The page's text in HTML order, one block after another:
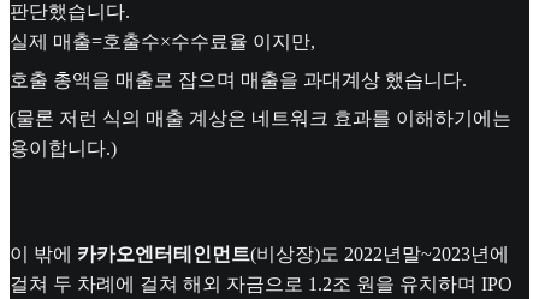
판단했습니다.
실제 매출=호출수×수수료율 이지만,
호출 총액을 매출로 잡으며 매출을 과대계상 했습니다.
(물론 저런 식의 매출 계상은 네트워크 효과를 이해하기에는
용이합니다.)
이 밖에 카카오엔터테인먼트(비상장)도 2022년말~2023년에
걸쳐 두 차례에 걸쳐 해외 자금으로 1.2조 원을 유치하며 IPO